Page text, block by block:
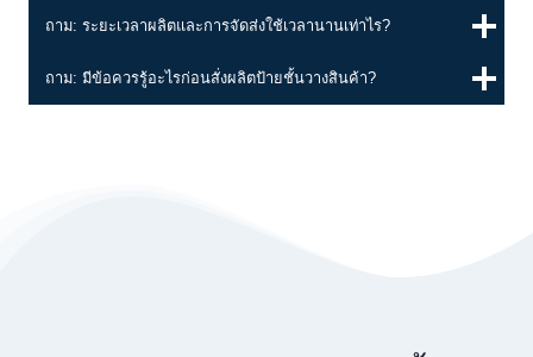
ถาม: ระยะเวลาผลิตและการจัดส่งใช้เวลานานเท่าไร?
ถาม: มีข้อควรรู้อะไรก่อนสั่งผลิตป้ายชั้นวางสินค้า?